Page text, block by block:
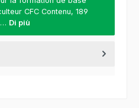
CFC Contenu, 189
Di più